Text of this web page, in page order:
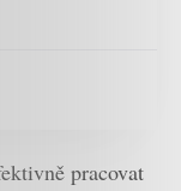
pracovat